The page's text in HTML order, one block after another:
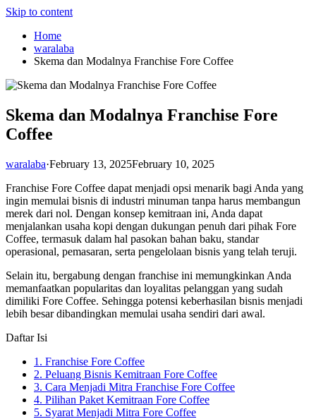
Skip to content
Home
waralaba
Skema dan Modalnya Franchise Fore Coffee
Skema dan Modalnya Franchise Fore
Coffee
waralaba·February 13, 2025February 10, 2025
Franchise Fore Coffee dapat menjadi opsi menarik bagi Anda yang
ingin memulai bisnis di industri minuman tanpa harus membangun
merek dari nol. Dengan konsep kemitraan ini, Anda dapat
menjalankan usaha kopi dengan dukungan penuh dari pihak Fore
Coffee, termasuk dalam hal pasokan bahan baku, standar
operasional, pemasaran, serta pengelolaan bisnis yang telah teruji.
Selain itu, bergabung dengan franchise ini memungkinkan Anda
memanfaatkan popularitas dan loyalitas pelanggan yang sudah
dimiliki Fore Coffee. Sehingga potensi keberhasilan bisnis menjadi
lebih besar dibandingkan memulai usaha sendiri dari awal.
Daftar Isi
1. Franchise Fore Coffee
2. Peluang Bisnis Kemitraan Fore Coffee
3. Cara Menjadi Mitra Franchise Fore Coffee
4. Pilihan Paket Kemitraan Fore Coffee
5. Syarat Menjadi Mitra Fore Coffee